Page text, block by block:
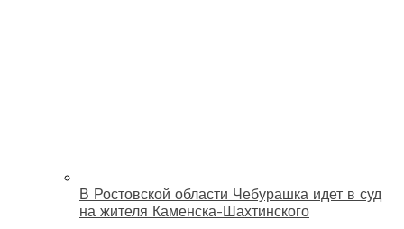
В Ростовской области Чебурашка идет в суд
на жителя Каменска-Шахтинского